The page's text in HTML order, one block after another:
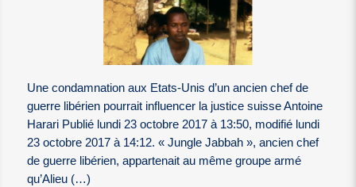
Une condamnation aux Etats-Unis d’un ancien chef de
guerre libérien pourrait influencer la justice suisse Antoine
Harari Publié lundi 23 octobre 2017 à 13:50, modifié lundi
23 octobre 2017 à 14:12. « Jungle Jabbah », ancien chef
de guerre libérien, appartenait au même groupe armé
qu’Alieu (…)